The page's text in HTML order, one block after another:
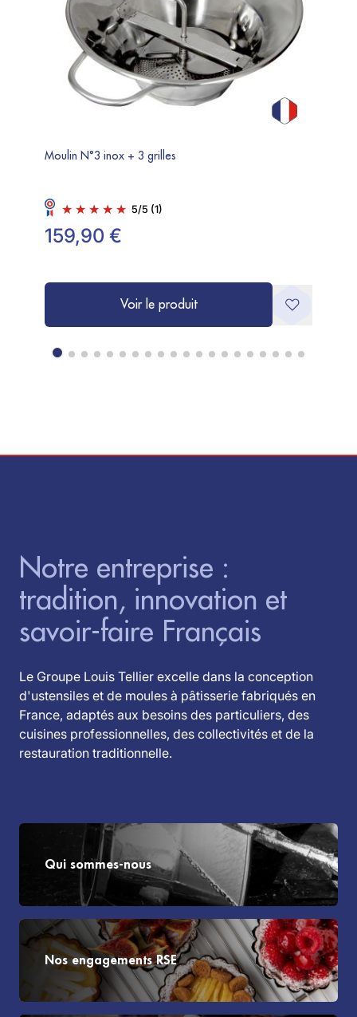
Moulin N°3 inox + 3 grilles
5/5 (1)
159,90 €
Voir le produit
Notre entreprise :
tradition, innovation et
savoir-faire Français
Le Groupe Louis Tellier excelle dans la conception
d'ustensiles et de moules à pâtisserie fabriqués en
France, adaptés aux besoins des particuliers, des
cuisines professionnelles, des collectivités et de la
restauration traditionnelle.
Qui sommes-nous
Nos engagements RSE